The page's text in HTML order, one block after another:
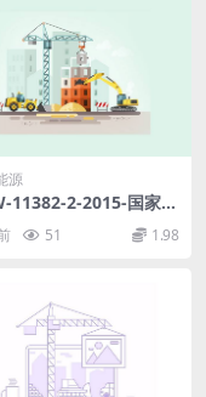
源
11382-2-2015-国家电
小型基建项目建设标准-
-乡镇供电所生产营业
51 1.98